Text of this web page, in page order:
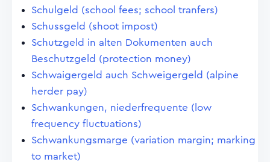
Schulgeld (school fees; school tranfers)
Schussgeld (shoot impost)
Schutzgeld in alten Dokumenten auch
Beschutzgeld (protection money)
Schwaigergeld auch Schweigergeld (alpine
herder pay)
Schwankungen, niederfrequente (low
frequency fluctuations)
Schwankungsmarge (variation margin; marking
to market)